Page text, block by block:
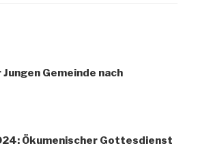
Gemeinde nach
Ökumenischer Gottesdienst